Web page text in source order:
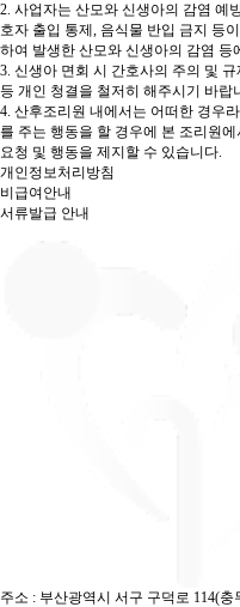
2. 사업자는 산모와 신생아의 감염 예
호자 출입 통제, 음식물 반입 금지 등
하여 발생한 산모와 신생아의 감염
3. 신생아 면회 시 간호사의 주의 및
등 개인 청결을 철저히 해주시기 바랍
4. 산후조리원 내에서는 어떠한 경우
를 주는 행동을 할 경우에 본 조리원
요청 및 행동을 제지할 수 있습니다.
개인정보처리방침
비급여안내
서류발급 안내
주소 : 부산광역시 서구 구덕로 114(충